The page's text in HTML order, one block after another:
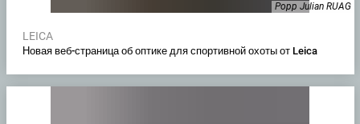
Popp Julian RUAG
LEICA
Новая веб-страница об оптике для спортивной охоты от Leica